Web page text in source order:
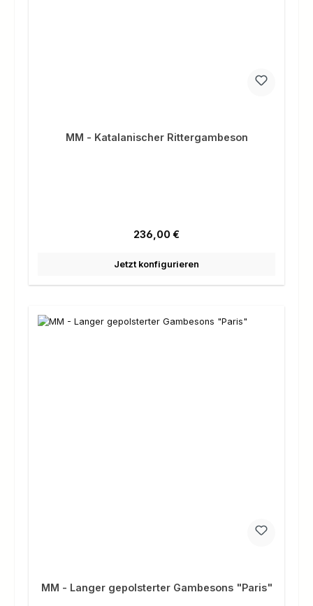
MM - Katalanischer Rittergambeson
Regulärer Preis:
236,00 €
Jetzt konfigurieren
MM - Langer gepolsterter Gambesons "Paris"